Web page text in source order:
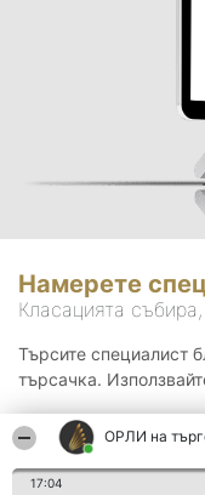
ОРЛИ на
17:04
Намерете
Класацията
Търсите специалист
търсачка.